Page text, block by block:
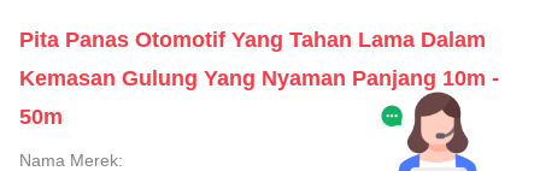
Pita Panas Otomotif Yang Tahan Lama Dalam
Kemasan Gulung Yang Nyaman Panjang 10m -
50m
Nama Merek: